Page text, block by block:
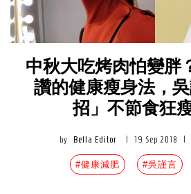
中秋大吃烤肉怕變胖
讚的健康瘦身法，
招」不節食狂
by Bella Editor 19 Sep 2018
#健康減肥 #吳謹言